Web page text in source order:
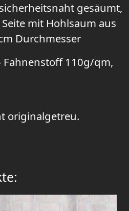
gesäumt,
mit Hohlsaum aus
Durchmesser
Fahnenstoff 110g/qm,
originalgetreu.